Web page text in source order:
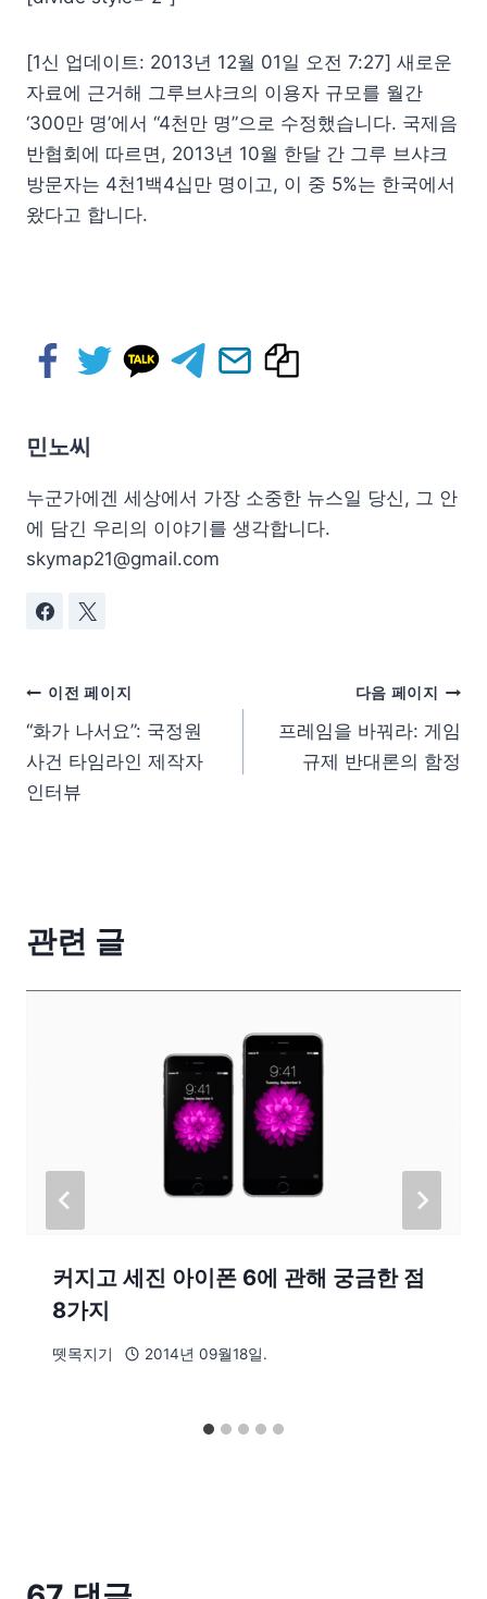
[1신 업데이트: 2013년 12월 01일 오전 7:27] 새로운
자료에 근거해 그루브샤크의 이용자 규모를 월간
‘300만 명’에서 “4천만 명”으로 수정했습니다. 국제음
반협회에 따르면, 2013년 10월 한달 간 그루 브샤크
방문자는 4천1백4십만 명이고, 이 중 5%는 한국에서
왔다고 합니다.
민노씨
누군가에겐 세상에서 가장 소중한 뉴스일 당신, 그 안
에 담긴 우리의 이야기를 생각합니다.
skymap21@gmail.com
이전 페이지
“화가 나서요”: 국정원
사건 타임라인 제작자
인터뷰
다음 페이지
프레임을 바꿔라: 게임
규제 반대론의 함정
관련 글
커지고 세진 아이폰 6에 관해 궁금한 점
8가지
뗏목지기 2014년 09월18일.